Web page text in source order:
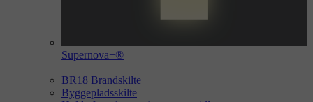
Supernova+®
BR18 Brandskilte
Byggepladsskilte